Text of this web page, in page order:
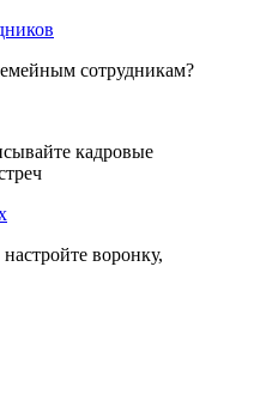
сотрудникам?
кадровые
воронку,